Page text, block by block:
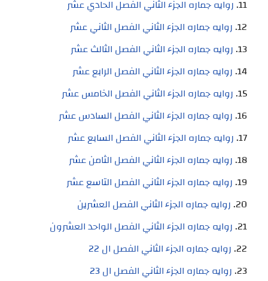
روايه جماره الجزء الثاني الفصل الحادي عشر
روايه جماره الجزء الثاني الفصل الثاني عشر
روايه جماره الجزء الثاني الفصل الثالث عشر
روايه جماره الجزء الثاني الفصل الرابع عشر
روايه جماره الجزء الثاني الفصل الخامس عشر
روايه جماره الجزء الثاني الفصل السادس عشر
روايه جماره الجزء الثاني الفصل السابع عشر
روايه جماره الجزء الثاني الفصل الثامن عشر
روايه جماره الجزء الثاني الفصل التاسع عشر
روايه جماره الجزء الثاني الفصل العشرين
روايه جماره الجزء الثاني الفصل الواحد العشرون
روايه جماره الجزء الثاني الفصل ال 22
روايه جماره الجزء الثاني الفصل ال 23